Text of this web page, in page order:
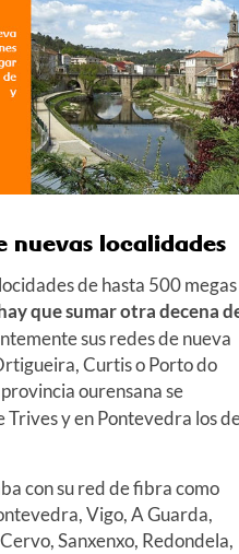
nuevas localidades
de hasta 500 megas
que sumar otra decena
sus redes de nueva
Curtis o Porto do
ourensana se
Trives y en Pontevedra los
con su red de fibra como
Vigo, A Guarda,
Sanxenxo, Redondela,